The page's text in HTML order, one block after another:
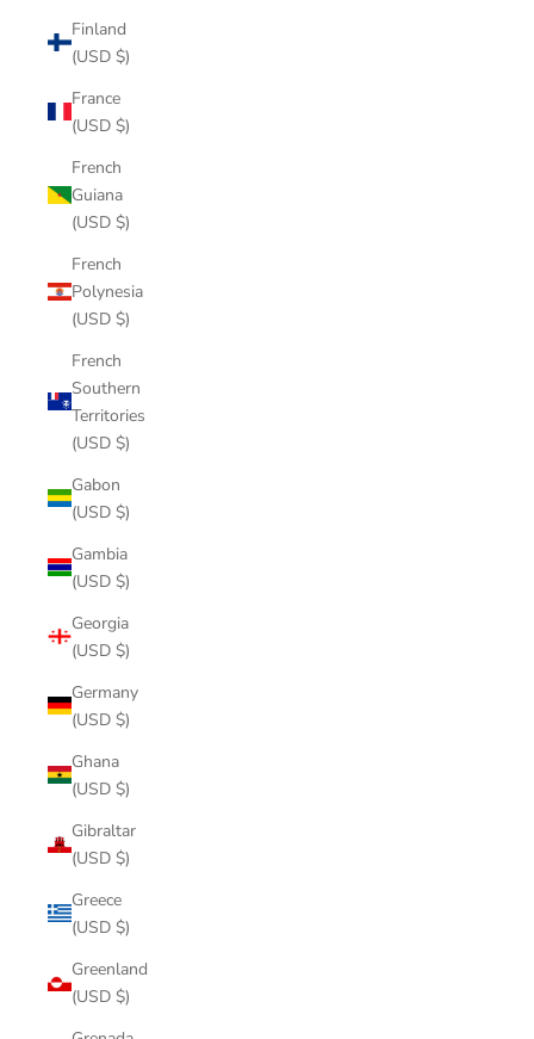
Finland
(USD $)
France
(USD $)
French
Guiana
(USD $)
French
Polynesia
(USD $)
French
Southern
Territories
(USD $)
Gabon
(USD $)
Gambia
(USD $)
Georgia
(USD $)
Germany
(USD $)
Ghana
(USD $)
Gibraltar
(USD $)
Greece
(USD $)
Greenland
(USD $)